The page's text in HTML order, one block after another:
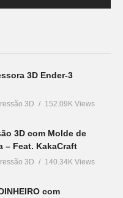
3D Ender-3
3D 152.09K Views
3D com Molde de
– Feat. KakaCraft
3D 140.34K Views
com